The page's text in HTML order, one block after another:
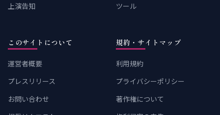
上演告知
ツール
このサイトについて
運営者概要
プレスリリース
お問い合わせ
規約・サイトマップ
利用規約
プライバシーポリシー
著作権について